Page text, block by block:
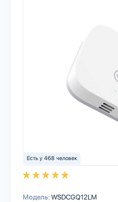
Есть у 468 человек
Модель:WSDCGQ12LM